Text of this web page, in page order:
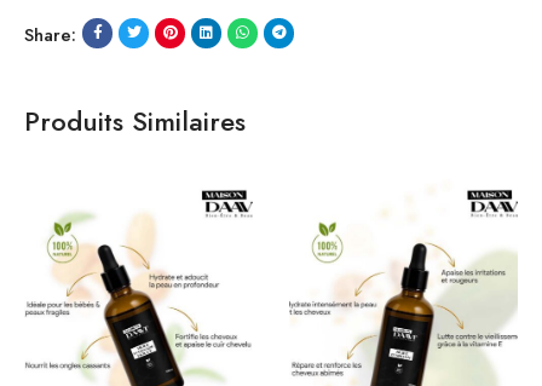
Share:
Produits Similaires